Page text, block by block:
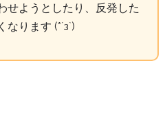
せようとしたり、反発した
ります (*´з`)